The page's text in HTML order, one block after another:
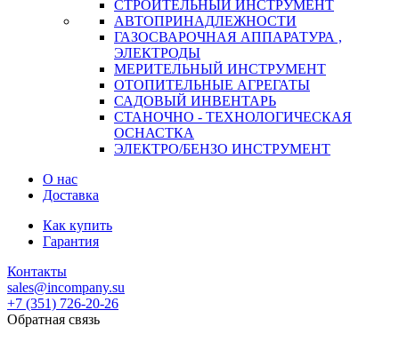
СТРОИТЕЛЬНЫЙ ИНСТРУМЕНТ
АВТОПРИНАДЛЕЖНОСТИ
ГАЗОСВАРОЧНАЯ АППАРАТУРА ,
ЭЛЕКТРОДЫ
МЕРИТЕЛЬНЫЙ ИНСТРУМЕНТ
ОТОПИТЕЛЬНЫЕ АГРЕГАТЫ
САДОВЫЙ ИНВЕНТАРЬ
СТАНОЧНО - ТЕХНОЛОГИЧЕСКАЯ
ОСНАСТКА
ЭЛЕКТРО/БЕНЗО ИНСТРУМЕНТ
О нас
Доставка
Как купить
Гарантия
Контакты
sales@incompany.su
+7 (351) 726-20-26
Обратная связь